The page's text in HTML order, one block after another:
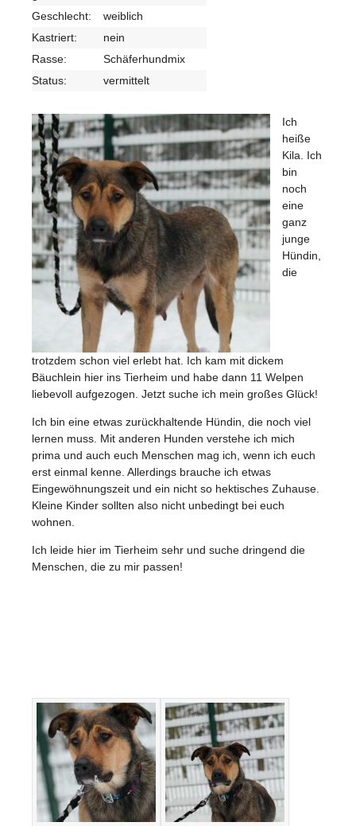
Geschlecht:
weiblich
Kastriert:
nein
Rasse:
Schäferhundmix
Status:
vermittelt
Ich
heiße
Kila. Ich
bin
noch
eine
ganz
junge
Hündin,
die
trotzdem schon viel erlebt hat. Ich kam mit dickem
Bäuchlein hier ins Tierheim und habe dann 11 Welpen
liebevoll aufgezogen. Jetzt suche ich mein großes Glück!
Ich bin eine etwas zurückhaltende Hündin, die noch viel
lernen muss. Mit anderen Hunden verstehe ich mich
prima und auch euch Menschen mag ich, wenn ich euch
erst einmal kenne. Allerdings brauche ich etwas
Eingewöhnungszeit und ein nicht so hektisches Zuhause.
Kleine Kinder sollten also nicht unbedingt bei euch
wohnen.
Ich leide hier im Tierheim sehr und suche dringend die
Menschen, die zu mir passen!